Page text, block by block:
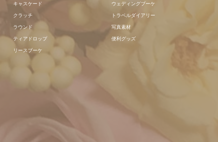
キャスケード
クラッチ
ラウンド
ティアドロップ
リースブーケ
ウェディングブーケ
トラベルダイアリー
写真素材
便利グッズ